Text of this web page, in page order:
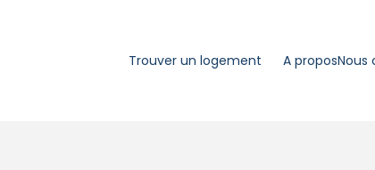
Trouver un logement A proposNous